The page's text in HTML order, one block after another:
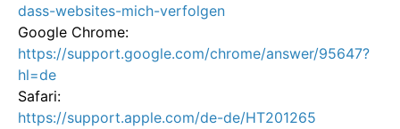
dass-websites-mich-verfolgen
Google Chrome:
https://support.google.com/chrome/answer/95647?
hl=de
Safari:
https://support.apple.com/de-de/HT201265